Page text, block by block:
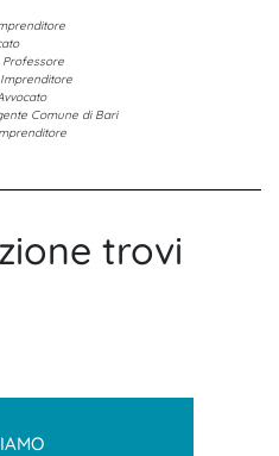
Professore
Imprenditore
Comune di Bari
trovi